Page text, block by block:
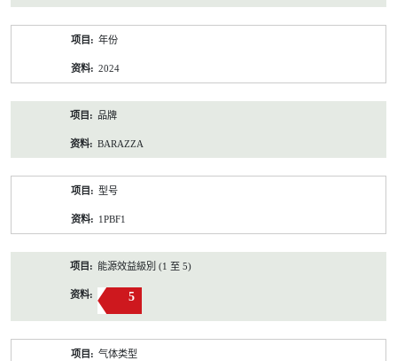
年份
2024
品牌
BARAZZA
型号
1PBF1
能源效益級別 (1 至 5)
5
气体类型